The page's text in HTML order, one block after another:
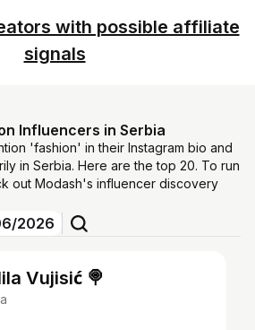
with possible affiliate
signals
Influencers in Serbia
'fashion' in their Instagram bio and
in Serbia. Here are the top 20. To run
out Modash's influencer discovery
2026
Vujisić 🍭